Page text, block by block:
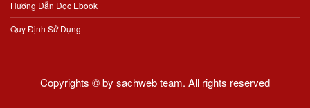
Hướng Dẫn Đọc Ebook
Quy Định Sử Dụng
Copyrights © by sachweb team. All rights reserved